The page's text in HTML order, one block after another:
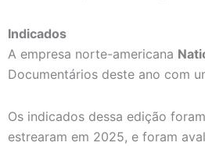
Indicados
A empresa norte-americana
Documentários deste ano com
Os indicados dessa edição
estrearam em 2025, e foram